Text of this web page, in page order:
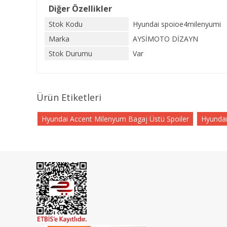
Diğer Özellikler
Stok Kodu
Hyundai spoioe4milenyumi
Marka
AYSİMOTO DİZAYN
Stok Durumu
Var
Ürün Etiketleri
Hyundai Accent Milenyum Bagaj Üstü Spoiler